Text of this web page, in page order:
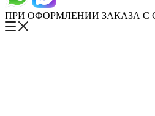
ПРИ ОФОРМЛЕНИИ ЗАКАЗА С